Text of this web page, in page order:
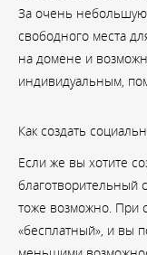
За очень небольшую
свободного места
на домене и
индивидуальным,
Как создать
Если же вы хотите
благотворительный
тоже возможно. При
«бесплатный», и вы